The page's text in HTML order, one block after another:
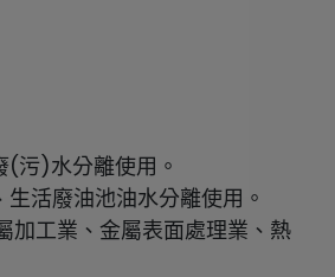
(污)水分離使用。
活廢油池油水分離使用。
加工業、金屬表面處理業、熱